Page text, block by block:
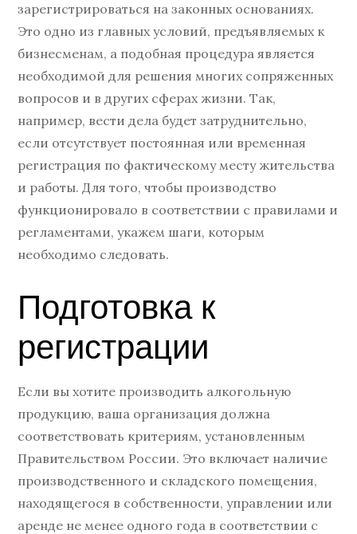
зарегистрироваться на законных основаниях.
Это одно из главных условий, предъявляемых к
бизнесменам, а подобная процедура является
необходимой для решения многих сопряженных
вопросов и в других сферах жизни. Так,
например, вести дела будет затруднительно,
если отсутствует постоянная или временная
регистрация по фактическому месту жительства
и работы. Для того, чтобы производство
функционировало в соответствии с правилами и
регламентами, укажем шаги, которым
необходимо следовать.
Подготовка к
регистрации
Если вы хотите производить алкогольную
продукцию, ваша организация должна
соответствовать критериям, установленным
Правительством России. Это включает наличие
производственного и складского помещения,
находящегося в собственности, управлении или
аренде не менее одного года в соответствии с